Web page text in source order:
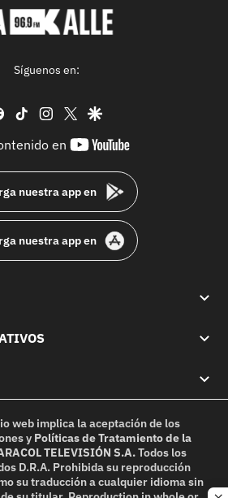
Síguenos en:
facebook
tiktok instagram
twittergoogle
en
youtube-
nuestra app en
nuestra app en
web implica la aceptación de los
y Políticas de Tratamiento de la
TELEVISIÓN S.A.Todos los
D.R.A. Prohibida su reproducción
su traducción a cualquier idioma sin